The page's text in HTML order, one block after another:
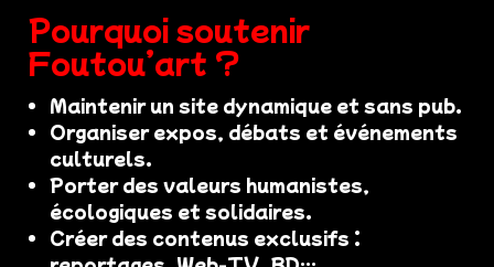
Pourquoi soutenir
Foutou’art ?
Maintenir un site dynamique et sans pub.
Organiser expos, débats et événements
culturels.
Porter des valeurs humanistes,
écologiques et solidaires.
Créer des contenus exclusifs :